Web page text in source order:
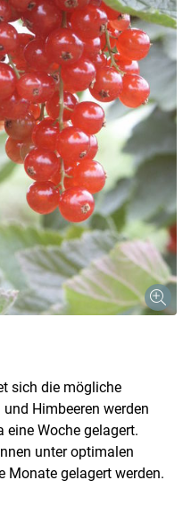
sich die mögliche
Himbeeren werden
eine Woche gelagert.
unter optimalen
Monate gelagert werden.